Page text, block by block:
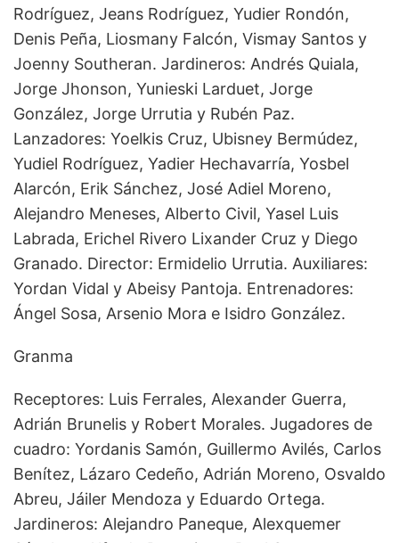
Rodríguez, Jeans Rodríguez, Yudier Rondón,
Denis Peña, Liosmany Falcón, Vismay Santos y
Joenny Southeran. Jardineros: Andrés Quiala,
Jorge Jhonson, Yunieski Larduet, Jorge
González, Jorge Urrutia y Rubén Paz.
Lanzadores: Yoelkis Cruz, Ubisney Bermúdez,
Yudiel Rodríguez, Yadier Hechavarría, Yosbel
Alarcón, Erik Sánchez, José Adiel Moreno,
Alejandro Meneses, Alberto Civil, Yasel Luis
Labrada, Erichel Rivero Lixander Cruz y Diego
Granado. Director: Ermidelio Urrutia. Auxiliares:
Yordan Vidal y Abeisy Pantoja. Entrenadores:
Ángel Sosa, Arsenio Mora e Isidro González.
Granma
Receptores: Luis Ferrales, Alexander Guerra,
Adrián Brunelis y Robert Morales. Jugadores de
cuadro: Yordanis Samón, Guillermo Avilés, Carlos
Benítez, Lázaro Cedeño, Adrián Moreno, Osvaldo
Abreu, Jáiler Mendoza y Eduardo Ortega.
Jardineros: Alejandro Paneque, Alexquemer